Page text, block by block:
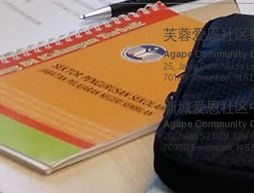
芙蓉爱恩社区
Agape Community
25, Jalan Dato Muda
70100 Seremban,
新城爱恩社区
Agape Community
20, Jalan S2 D39, City
70300 Seremban,